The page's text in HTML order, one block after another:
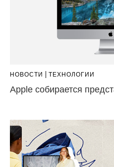
НОВОСТИ ТЕХНОЛОГИИ
Apple собирается